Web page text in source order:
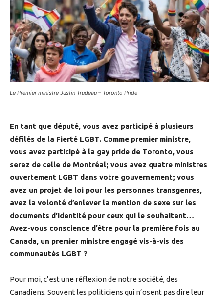
Le Premier ministre Justin Trudeau – Toronto Pride
En tant que député, vous avez participé à plusieurs
défilés de la Fierté LGBT. Comme premier ministre,
vous avez participé à la gay pride de Toronto, vous
serez de celle de Montréal; vous avez quatre ministres
ouvertement LGBT dans votre gouvernement; vous
avez un projet de loi pour les personnes transgenres,
avez la volonté d’enlever la mention de sexe sur les
documents d’identité pour ceux qui le souhaitent…
Avez-vous conscience d’être pour la première fois au
Canada, un premier ministre engagé vis-à-vis des
communautés LGBT ?
Pour moi, c’est une réflexion de notre société, des
Canadiens. Souvent les politiciens qui n’osent pas dire leur